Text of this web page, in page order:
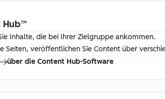
Hub™
Inhalte, die bei Ihrer Zielgruppe ankommen.
Seiten, veröffentlichen Sie Content über
über die Content Hub-Software